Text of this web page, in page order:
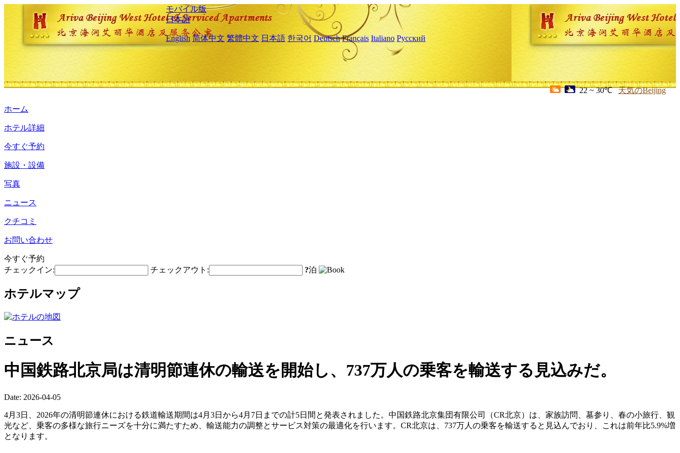
モバイル版
日本語
English 简体中文 繁體中文 日本語 한국어 Deutsch Français Italiano Русский
22 ~ 30℃ 天気のBeijing
ホーム
ホテル詳細
今すぐ予約
施設・設備
写真
ニュース
クチコミ
お問い合わせ
今すぐ予約
チェックイン:
チェックアウト: ?泊
ホテルマップ
ニュース
中国鉄路北京局は清明節連休の輸送を開始し、737万人の乗客を輸送する見込みだ。
Date: 2026-04-05
4月3日、2026年の清明節連休における鉄道輸送期間は4月3日から4月7日までの計5日間と発表されました。中国鉄路北京集団有限公司（CR北京）は、家族訪問、墓参り、春の小旅行、観
光など、乗客の多様な旅行ニーズを十分に満たすため、輸送能力の調整とサービス対策の最適化を行います。CR北京は、737万人の乗客を輸送すると見込んでおり、これは前年比5.9%増
となります。